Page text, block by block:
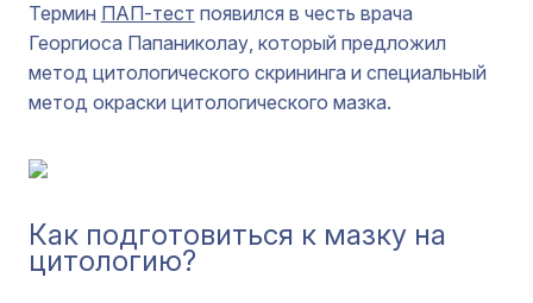
Термин ПАП-тест появился в честь врача
Георгиоса Папаниколау, который предложил
метод цитологического скрининга и специальный
метод окраски цитологического мазка.
Как подготовиться к мазку на
цитологию?